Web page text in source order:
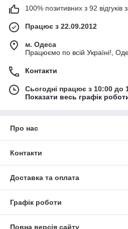
100% позитивних з 92 відгуків
Працює з 22.09.2012
м. Одеса
Працюємо по всій Україні!,
Контакти
Сьогодні працює з 10:00 до
Показати весь графік
Про нас
Контакти
Доставка та оплата
Графік роботи
Повна версія сайту